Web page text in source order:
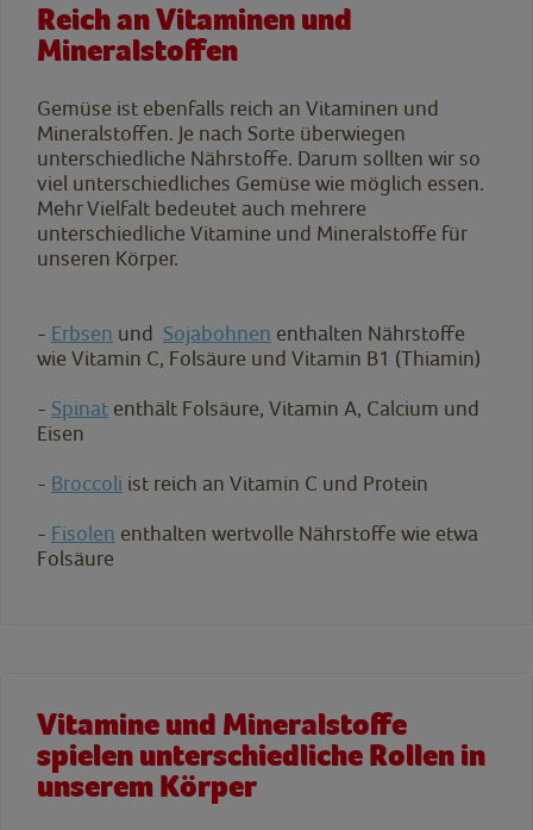
Reich an Vitaminen und
Mineralstoffen
Gemüse ist ebenfalls reich an Vitaminen und
Mineralstoffen. Je nach Sorte überwiegen
unterschiedliche Nährstoffe. Darum sollten wir so
viel unterschiedliches Gemüse wie möglich essen.
Mehr Vielfalt bedeutet auch mehrere
unterschiedliche Vitamine und Mineralstoffe für
unseren Körper.
- Erbsen und Sojabohnen enthalten Nährstoffe
wie Vitamin C, Folsäure und Vitamin B1 (Thiamin)
- Spinat enthält Folsäure, Vitamin A, Calcium und
Eisen
- Broccoli ist reich an Vitamin C und Protein
- Fisolen enthalten wertvolle Nährstoffe wie etwa
Folsäure
Vitamine und Mineralstoffe
spielen unterschiedliche Rollen in
unserem Körper